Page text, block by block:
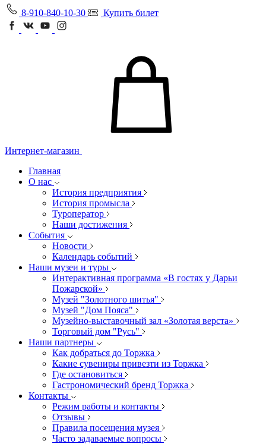
8-910-840-10-30 Купить билет
Интернет-магазин
Главная
О нас
История предприятия
История промысла
Туроператор
Наши достижения
События
Новости
Календарь событий
Наши музеи и туры
Интерактивная программа «В гостях у Дарьи
Пожарской»
Музей "Золотного шитья"
Музей "Дом Пояса"
Музейно-выставочный зал «Золотая верста»
Торговый дом "Русь"
Наши партнеры
Как добраться до Торжка
Какие сувениры привезти из Торжка
Где остановиться
Гастрономический бренд Торжка
Контакты
Режим работы и контакты
Отзывы
Правила посещения музея
Часто задаваемые вопросы